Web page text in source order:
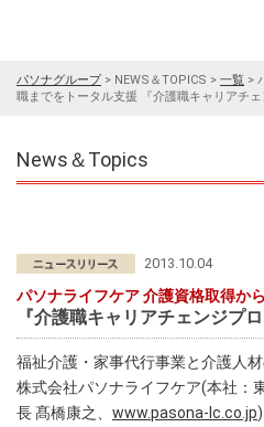
パソナグループ> NEWS＆TOPICS > 一覧 >
職までをトータル支援 『介護職キャリアチ
News＆Topics
2013.10.04
パソナライフケア 介護資格取得か
『介護職キャリアチェンジプ
福祉介護・家事代行事業と介護人
株式会社パソナライフケア(本社：
長 髙橋康之、 www.pasona-lc.co.jp